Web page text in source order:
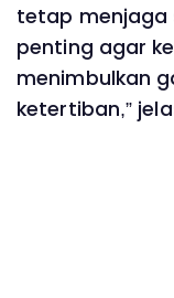
tetap menjaga
penting agar
menimbulkan
ketertiban,”